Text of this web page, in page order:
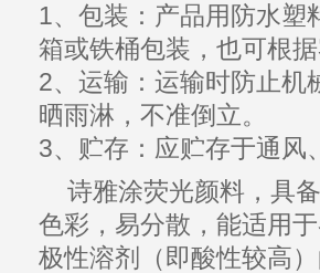
1、包装： 产品用防水塑
箱或铁桶包装，也可根
2、运输：运输时防止机
晒雨淋，不准倒立。
3、贮存：应贮存于通风
诗雅涂荧光颜料 ，具
色彩，易分散，能适用
极性溶剂（即酸性较高）